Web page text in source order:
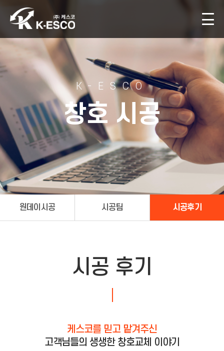
K-ESCO
창호 시공
원데이시공 시공팀 시공후기
시공 후기
케스코를 믿고 맡겨주신
고객님들의 생생한 창호교체 이야기